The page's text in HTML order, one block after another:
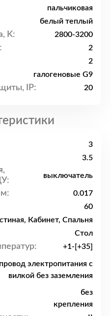
пальчиковая
белый теплый
K: 2800-3200
2
2
галогеновые G9
IP: 20
3
3.5
выключатель
0.017
60
Кабинет, Спальня
Стол
+1-[+35]
провод электропитания с
вилкой без заземления
без
крепления